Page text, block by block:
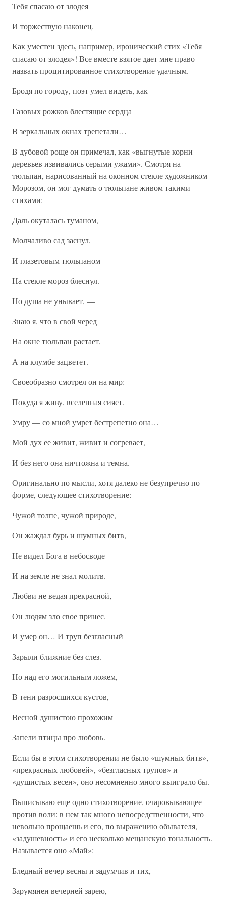
Тебя спасаю от злодея
И торжествую наконец.
Как уместен здесь, например, иронический стих «Тебя
спасаю от злодея»! Все вместе взятое дает мне право
назвать процитированное стихотворение удачным.
Бродя по городу, поэт умел видеть, как
Газовых рожков блестящие сердца
В зеркальных окнах трепетали…
B дубовой роще он примечал, как «выгнутые корни
деревьев извивались серыми ужами». Смотря на
тюльпан, нарисованный на оконном стекле художником
Морозом, он мог думать о тюльпане живом такими
стихами:
Даль окуталась туманом,
Молчаливо сад заснул,
И глазетовым тюльпаном
На стекле мороз блеснул.
Но душа не унывает, —
Знаю я, что в свой черед
На окне тюльпан растает,
А на клумбе зацветет.
Своеобразно смотрел он на мир:
Покуда я живу, вселенная сияет.
Умру — со мной умрет бестрепетно она…
Мой дух ее живит, живит и согревает,
И без него она ничтожна и темна.
Оригинально по мысли, хотя далеко не безупречно по
форме, следующее стихотворение:
Чужой толпе, чужой природе,
Он жаждал бурь и шумных битв,
Не видел Бога в небосводе
И на земле не знал молитв.
Любви не ведая прекрасной,
Он людям зло свое принес.
И умер он… И труп безгласный
Зарыли ближние без слез.
Но над его могильным ложем,
В тени разросшихся кустов,
Весной душистою прохожим
Запели птицы про любовь.
Если бы в этом стихотворении не было «шумных битв»,
«прекрасных любовей», «безгласных трупов» и
«душистых весен», оно несомненно много выиграло бы.
Выписываю еще одно стихотворение, очаровывающее
против воли: в нем так много непосредственности, что
невольно прощаешь и его, по выражению обывателя,
«задушевность» и его несколько мещанскую тональность.
Называется оно «Май»:
Бледный вечер весны и задумчив и тих,
Зарумянен вечерней зарею,